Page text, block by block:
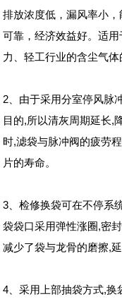
排放浓度低，漏风率小
可靠，经济效益好。适
力、轻工行业的含尘气体
2、由于采用分室停风脉
目的,所以清灰周期延长,
时,滤袋与脉冲阀的疲劳
片的寿命。
3、检修换袋可在不停系
袋袋口采用弹性涨圈,密
减少了袋与龙骨的磨擦,
4、采用上部抽袋方式,换